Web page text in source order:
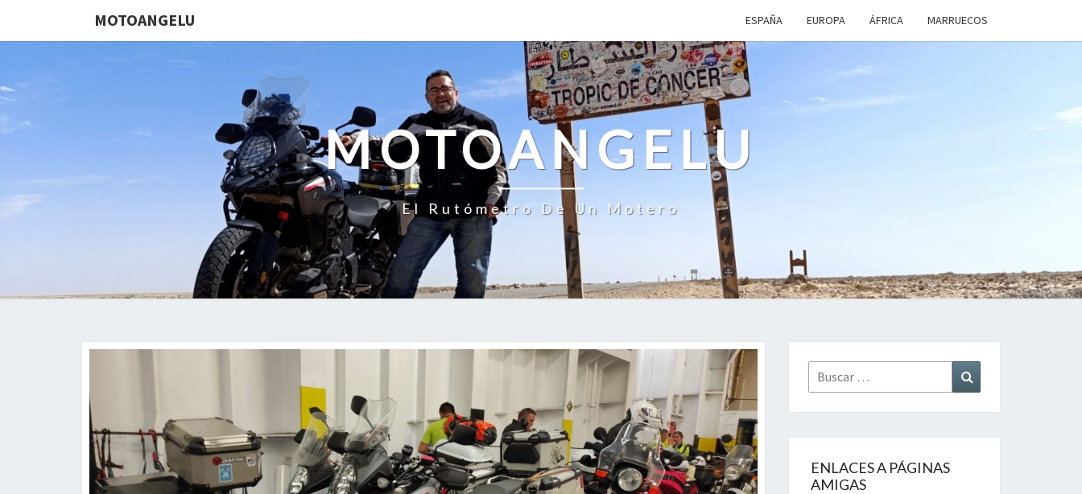
MOTOANGELU ESPAÑA EUROPA ÁFRICA MARRUECOS
MOTOANGELU
El Rutómetro De Un Motero
Buscar
por:
ENLACES A PÁGINAS
AMIGAS